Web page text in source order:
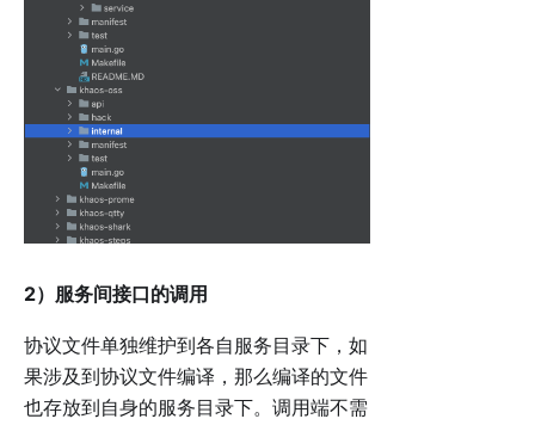
2）服务间接口的调用
协议文件单独维护到各自服务目录下，如
果涉及到协议文件编译，那么编译的文件
也存放到自身的服务目录下。调用端不需